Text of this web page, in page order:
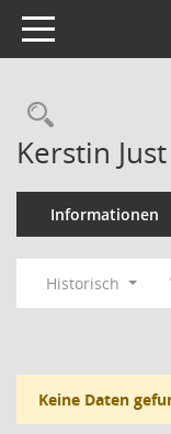
Toggle navigation
Kerstin Just
Informationen
Historisch
Keine Daten